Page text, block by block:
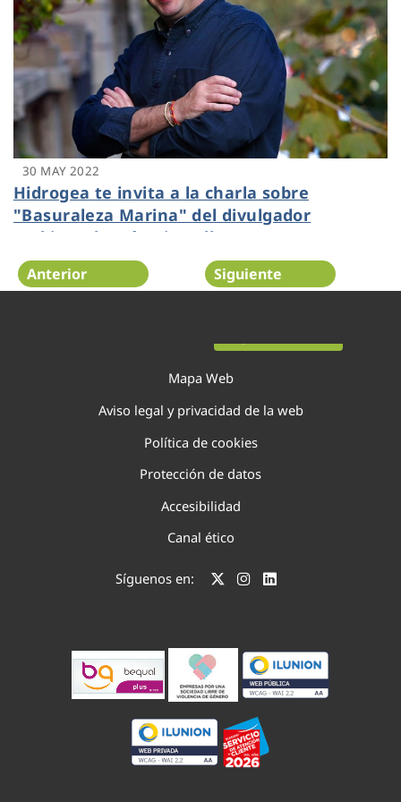
30 MAY 2022
Hidrogea te invita a la charla sobre
"Basuraleza Marina" del divulgador
ambiental José Luis Gallego
Anterior Siguiente
Mapa Web
Aviso legal y privacidad de la web
Política de cookies
Protección de datos
Accesibilidad
Canal ético
Síguenos en: